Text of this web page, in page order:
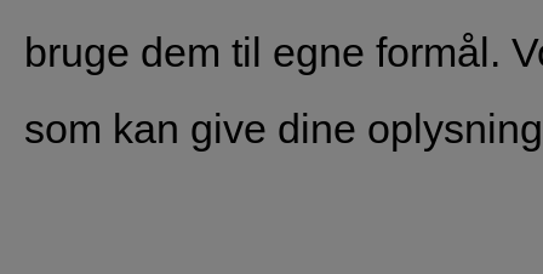
bruge dem til egne formål.
som kan give dine